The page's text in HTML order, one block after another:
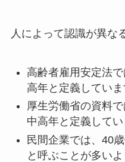
人によって認識が異な
高齢者雇用安定法
高年と定義していま
厚生労働省の資料
中高年と定義してい
民間企業では、40
と呼ぶことが多いよ